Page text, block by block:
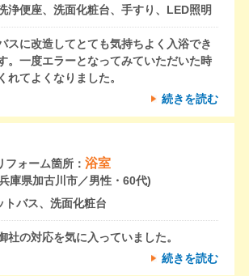
浄便座、洗面化粧台、手すり、LED照明
スに改造してとても気持ちよく入浴でき
。一度エラーとなってみていただいた時
れてよくなりました。
続きを読む
フォーム箇所： 浴室
庫県加古川市／男性・60代)
トバス、洗面化粧台
社の対応を気に入っていました。
続きを読む